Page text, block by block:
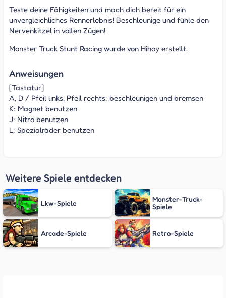
Teste deine Fähigkeiten und mach dich bereit für ein
unvergleichliches Rennerlebnis! Beschleunige und fühle den
Nervenkitzel in vollen Zügen!
Monster Truck Stunt Racing wurde von Hihoy erstellt.
Anweisungen
[Tastatur]
A, D / Pfeil links, Pfeil rechts: beschleunigen und bremsen
K: Magnet benutzen
J: Nitro benutzen
L: Spezialräder benutzen
Weitere Spiele entdecken
Lkw-Spiele
Monster-Truck-
Spiele
Arcade-Spiele Retro-Spiele